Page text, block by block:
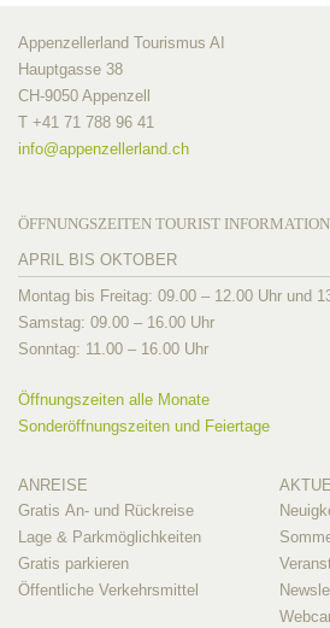
Appenzellerland Tourismus AI
Hauptgasse 38
CH-9050 Appenzell
T +41 71 788 96 41
info@appenzellerland.ch
ÖFFNUNGSZEITEN TOURIST INFORMATION
APRIL BIS OKTOBER
Montag bis Freitag: 09.00 – 12.00 Uhr und
Samstag: 09.00 – 16.00 Uhr
Sonntag: 11.00 – 16.00 Uhr
Öffnungszeiten alle Monate
Sonderöffnungszeiten und Feiertage
ANREISE
Gratis An- und Rückreise
Lage & Parkmöglichkeiten
Gratis parkieren
Öffentliche Verkehrsmittel